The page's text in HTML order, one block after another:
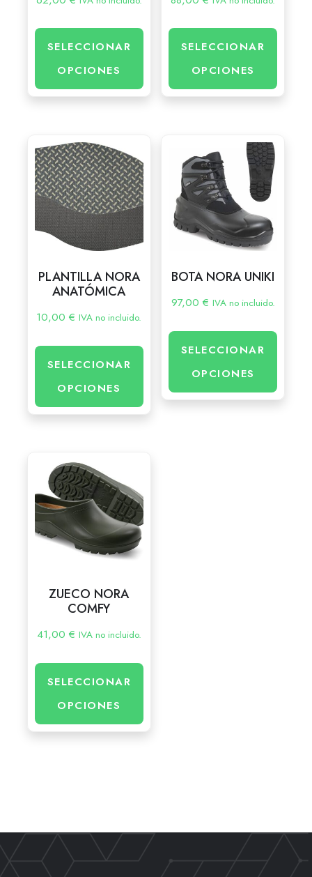
SELECCIONAR
OPCIONES
SELECCIONAR
OPCIONES
PLANTILLA NORA
ANATÓMICA
10,00€ IVA no incluido.
SELECCIONAR
OPCIONES
BOTA NORA UNIKI
97,00 € IVA no incluido.
SELECCIONAR
OPCIONES
ZUECO NORA
COMFY
41,00 € IVA no incluido.
SELECCIONAR
OPCIONES